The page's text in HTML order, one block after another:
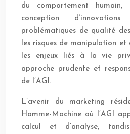
du comportement
conception
problématiques de qualité
les risques de manipulation et
les enjeux liés à la vie
approche prudente et
de l’AGI.
L’avenir du marketing
Homme-Machine où l’AGI
calcul et d’analyse,